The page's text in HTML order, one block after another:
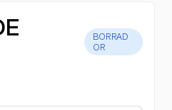
BORRAD
OR